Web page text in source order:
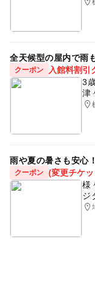
全天候型の屋内で雨
クーポン
入館料割引
3
津
雨や夏の暑さも安心
クーポン (変更チケ
様
ジ